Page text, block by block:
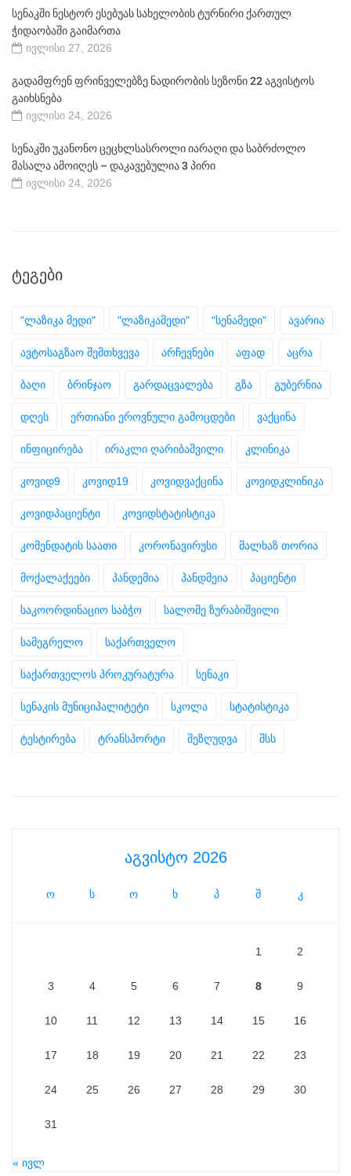
სენაკში ნესტორ ესებუას სახელობის ტურნირი ქართულ
ჭიდაობაში გაიმართა
ივლისი 27, 2026
გადამფრენ ფრინველებზე ნადირობის სეზონი 22 აგვისტოს
გაიხსნება
ივლისი 24, 2026
სენაკში უკანონო ცეცხლსასროლი იარაღი და საბრძოლო
მასალა ამოიღეს – დაკავებულია 3 პირი
ივლისი 24, 2026
ᲢᲔᲒᲔᲑᲘ
"ლაზიკა მედი" "ლაზიკამედი" "სენამედი" ავარია
ავტოსაგზაო შემთხვევა არჩევნები აფად აცრა
ბაღი ბრინჯაო გარდაცვალება გზა გუბერნია
დღეს ერთიანი ეროვნული გამოცდები ვაქცინა
ინფიცირება ირაკლი ღარიბაშვილი კლინიკა
კოვიდ9 კოვიდ19 კოვიდვაქცინა კოვიდკლინიკა
კოვიდპაციენტი კოვიდსტატისტიკა
კომენდატის საათი კორონავირუსი მალხაზ თორია
მოქალაქეები პანდემია პანდმეია პაციენტი
საკოორდინაციო საბჭო სალომე ზურაბიშვილი
სამეგრელო საქართველო
საქართველოს პროკურატურა სენაკი
სენაკის მუნიციპალიტეტი სკოლა სტატისტიკა
ტესტირება ტრანსპორტი შეზღუდვა შსს
აგვისტო 2026
ო ს ო ხ პ შ კ
1 2
3 4 5 6 7 8 9
10 11 12 13 14 15 16
17 18 19 20 21 22 23
24 25 26 27 28 29 30
31
« ივლ